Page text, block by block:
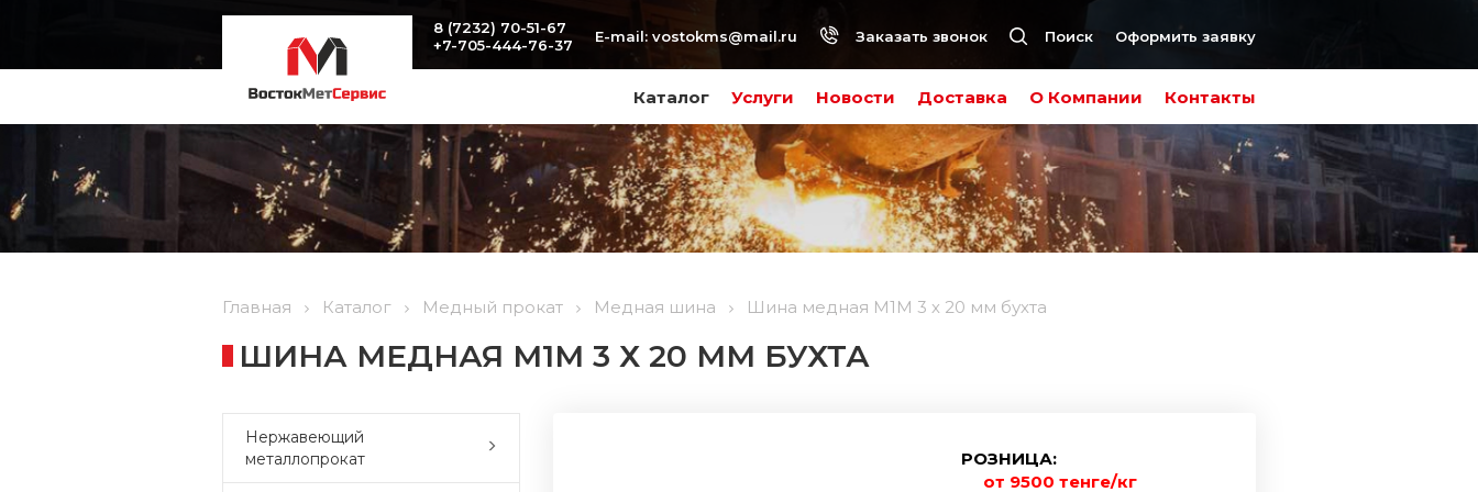
Каталог Услуги Новости Доставка О Компании Контакты
8 (7232) 70-51-67
+7-705-444-76-37
E-mail: vostokms@mail.ru Заказать звонок Поиск Оформить заявку
Главная Каталог Медный прокат Медная шина Шина медная М1М 3 х 20 мм бухта
ШИНА МЕДНАЯ М1М 3 Х 20 ММ БУХТА
Нержавеющий
металлопрокат
РОЗНИЦА:
от 9500 тенге/кг